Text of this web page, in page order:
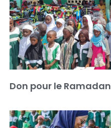
Don pour le Ramadan